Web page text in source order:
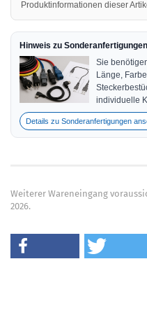
Produktinformationen dieser
Hinweis zu Sonderanfertigungen
Sie
Länge,
individuelle
Details zu Sonderanfertigungen
Weiterer Wareneingang
2026.